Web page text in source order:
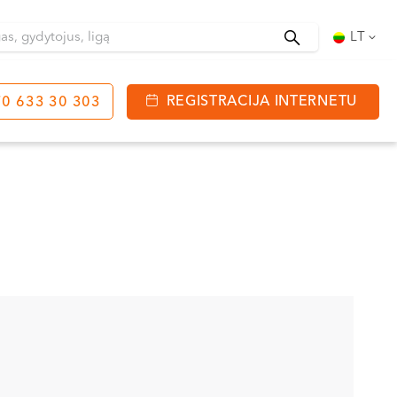
LT
633 30 303 REGISTRACIJA INTERNETU